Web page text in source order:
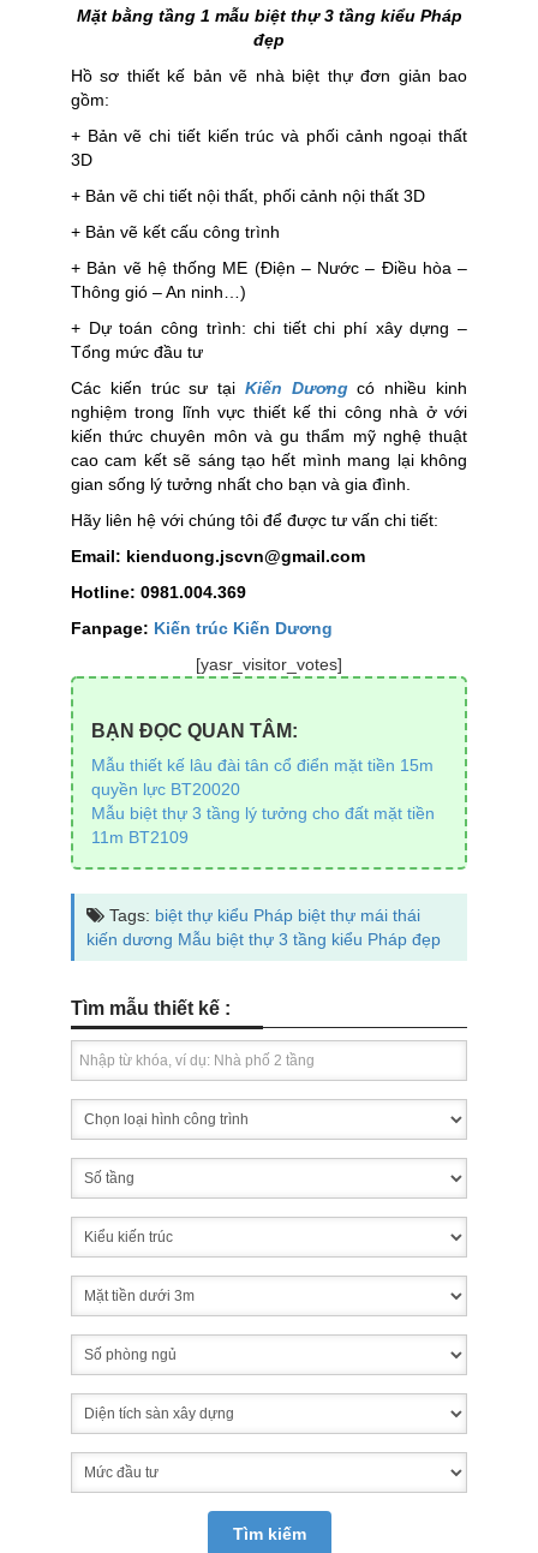
Mặt bằng tầng 1 mẫu biệt thự 3 tầng kiểu Pháp
đẹp
Hồ sơ thiết kế bản vẽ nhà biệt thự đơn giản bao
gồm:
+ Bản vẽ chi tiết kiến trúc và phối cảnh ngoại thất
3D
+ Bản vẽ chi tiết nội thất, phối cảnh nội thất 3D
+ Bản vẽ kết cấu công trình
+ Bản vẽ hệ thống ME (Điện – Nước – Điều hòa –
Thông gió – An ninh…)
+ Dự toán công trình: chi tiết chi phí xây dựng –
Tổng mức đầu tư
Các kiến trúc sư tại Kiến Dương có nhiều kinh
nghiệm trong lĩnh vực thiết kế thi công nhà ở với
kiến thức chuyên môn và gu thẩm mỹ nghệ thuật
cao cam kết sẽ sáng tạo hết mình mang lại không
gian sống lý tưởng nhất cho bạn và gia đình.
Hãy liên hệ với chúng tôi để được tư vấn chi tiết:
Email: kienduong.jscvn@gmail.com
Hotline: 0981.004.369
Fanpage: Kiến trúc Kiến Dương
[yasr_visitor_votes]
BẠN ĐỌC QUAN TÂM:
Mẫu thiết kế lâu đài tân cổ điển mặt tiền 15m
quyền lực BT20020
Mẫu biệt thự 3 tầng lý tưởng cho đất mặt tiền
11m BT2109
Tags: biệt thự kiểu Pháp biệt thự mái thái
kiến dương Mẫu biệt thự 3 tầng kiểu Pháp đẹp
Tìm mẫu thiết kế :